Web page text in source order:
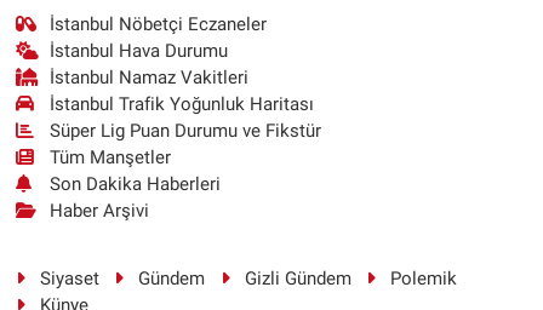
İstanbul Nöbetçi Eczaneler
İstanbul Hava Durumu
İstanbul Namaz Vakitleri
İstanbul Trafik Yoğunluk Haritası
Süper Lig Puan Durumu ve Fikstür
Tüm Manşetler
Son Dakika Haberleri
Haber Arşivi
Siyaset Gündem Gizli Gündem
Polemik
Künye